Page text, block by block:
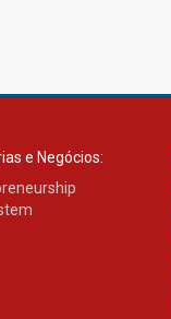
e Negócios: